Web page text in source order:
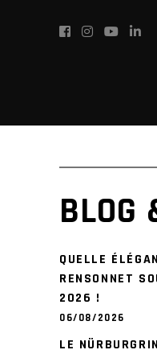
BLOG
QUELLE
RENSONNET
2026 !
06/08/2026
LE